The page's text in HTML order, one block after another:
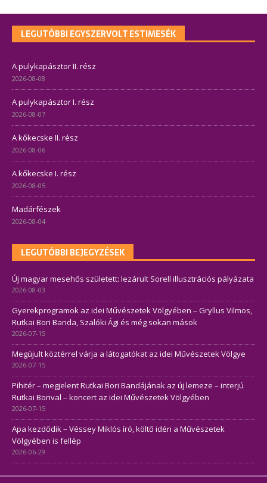
LEGUTÓBBI EGYSZERVOLT ESTIMESÉK
A pulykapásztor II. rész
2026-08-08
A pulykapásztor I. rész
2026-08-07
A kőkecske II. rész
2026-08-06
A kőkecske I. rész
2026-08-05
Madárfészek
2026-08-04
LEGUTÓBBI BEJEGYZÉSEK
Új magyar mesehős született: lezárult Sorell illusztrációs pályázata
2026-08-03
Gyerekprogramok az idei Művészetek Völgyében – Gryllus Vilmos,
Rutkai Bori Banda, Szalóki Ági és még sokan mások
2026-07-15
Megújult köztérrel várja a látogatókat az idei Művészetek Völgye
2026-07-15
Pihitér – megjelent Rutkai Bori Bandájának az új lemeze – interjú
Rutkai Borival – koncert az idei Művészetek Völgyében
2026-07-15
Apa kezdődik – Véssey Miklós író, költő idén a Művészetek
Völgyében is fellép
2026-06-29